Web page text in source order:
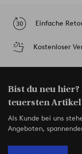
Einfache
Kostenloser
Bist du neu
teuersten Artikel
Als Kunde bei uns
Angeboten,